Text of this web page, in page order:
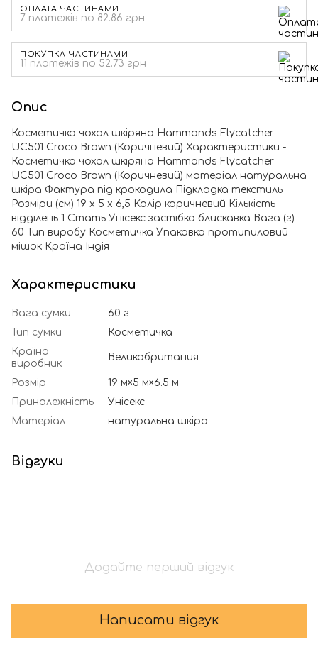
ОПЛАТА ЧАСТИНАМИ
7 платежів по 82.86 грн
ПОКУПКА ЧАСТИНАМИ
11 платежів по 52.73 грн
Опис
Косметичка чохол шкіряна Hammonds Flycatcher
UC501 Croco Brown (Коричневий) Характеристики -
Косметичка чохол шкіряна Hammonds Flycatcher
UC501 Croco Brown (Коричневий) матеріал натуральна
шкіра Фактура під крокодила Підкладка текстиль
Розміри (см) 19 x 5 x 6,5 Колір коричневий Кількість
відділень 1 Стать Унісекс застібка блискавка Вага (г)
60 Тип виробу Косметичка Упаковка протипиловий
мішок Країна Індія
Характеристики
Вага сумки
60 г
Тип сумки
Косметичка
Країна
виробник
Великобритания
Розмір
19 м×5 м×6.5 м
Приналежність
Унісекс
Матеріал
натуральна шкіра
Відгуки
Додайте перший відгук
Написати відгук